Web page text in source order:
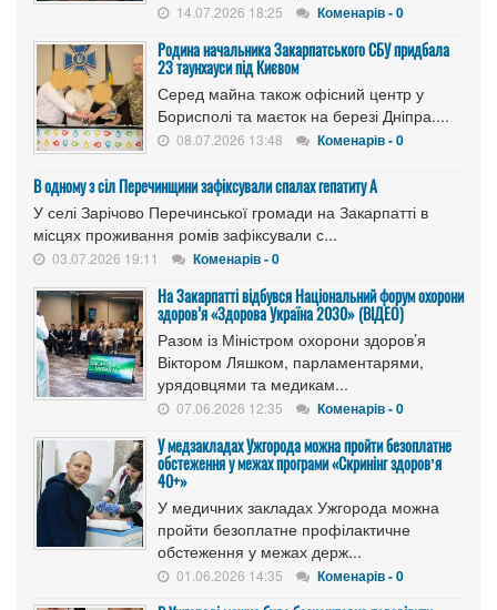
14.07.2026 18:25 Коменарів - 0
Родина начальника Закарпатського СБУ придбала
23 таунхауси під Києвом
Серед майна також офісний центр у
Борисполі та маєток на березі Дніпра....
08.07.2026 13:48 Коменарів - 0
В одному з сіл Перечинщини зафіксували спалах гепатиту А
У селі Зарічово Перечинської громади на Закарпатті в
місцях проживання ромів зафіксували с...
03.07.2026 19:11 Коменарів - 0
На Закарпатті відбувся Національний форум охорони
здоров’я «Здорова Україна 2030» (ВІДЕО)
Разом із Міністром охорони здоров’я
Віктором Ляшком, парламентарями,
урядовцями та медикам...
07.06.2026 12:35 Коменарів - 0
У медзакладах Ужгорода можна пройти безоплатне
обстеження у межах програми «Скринінг здоровʼя
40+»
У медичних закладах Ужгорода можна
пройти безоплатне профілактичне
обстеження у межах держ...
01.06.2026 14:35 Коменарів - 0